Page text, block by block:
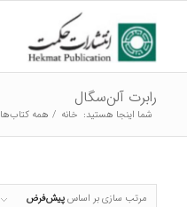
رابرت آلن‌سگال
شما اینجا هستید: خانه / همه کتاب‌ها
مرتب سازی بر اساسپیش‌فرض